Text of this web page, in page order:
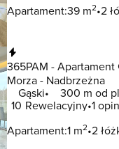
Apartament:39 m2 2
365PAM - Apartament
Morza - Nadbrzeżna
Gąski
300 m od
10 Rewelacyjny 1
Apartament:1 m2 2